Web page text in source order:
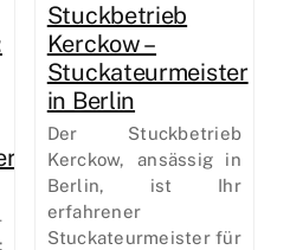
Stuckbetrieb
Kerckow –
Stuckateurmeister
in Berlin
Der Stuckbetrieb
Kerckow, ansässig in
Berlin, ist Ihr
erfahrener
Stuckateurmeister für